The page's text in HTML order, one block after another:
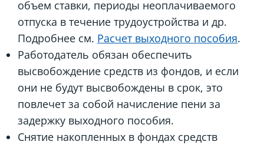
объем ставки, периоды неоплачиваемого
отпуска в течение трудоустройства и др.
Подробнее см. Расчет выходного пособия.
Работодатель обязан обеспечить
высвобождение средств из фондов, и если
они не будут высвобождены в срок, это
повлечет за собой начисление пени за
задержку выходного пособия.
Снятие накопленных в фондах средств